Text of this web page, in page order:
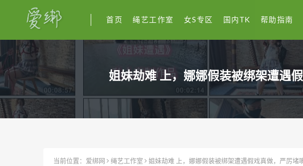
首页 绳艺工作室 女S专区 国内TK 帮助指南
姐妹劫难 上，娜娜假装被绑架遭遇
当前位置： 爱绑网 绳艺工作室 姐妹劫难 上，娜娜假装被绑架遭遇假戏真做，严厉堵